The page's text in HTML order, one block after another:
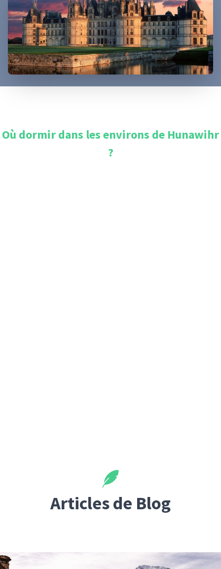
Où dormir dans les environs de Hunawihr
?
Articles de Blog